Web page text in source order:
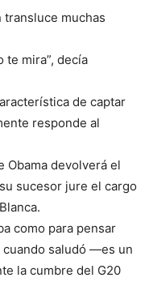
transluce muchas
te mira”, decía
de captar
responde al
Obama devolverá el
sucesor jure el cargo
como para pensar
saludó —es un
la cumbre del G20